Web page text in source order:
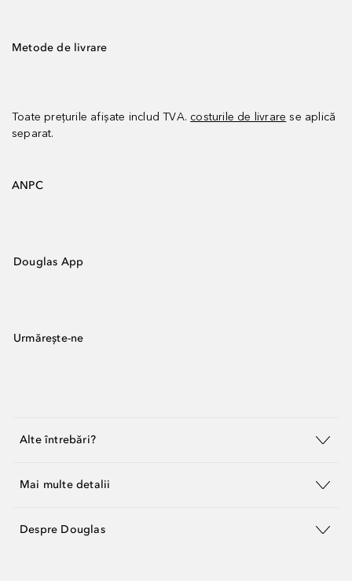
Metode de livrare
Toate prețurile afișate includ TVA. costurile de livrare se aplică
separat.
ANPC
Douglas App
Urmărește-ne
Alte întrebări?
Mai multe detalii
Despre Douglas